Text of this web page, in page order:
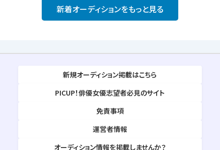
新着オーディションをもっと見る
新規オーディション掲載はこちら
PICUP！俳優女優志望者必見のサイト
免責事項
運営者情報
オーディション情報を掲載しませんか？